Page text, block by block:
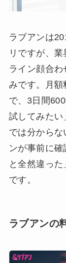
ラブアンは
リですが、
ライン顔合
みです。月
で、3日間
試してみたい
では分から
ンが事前に
と全然違っ
です。
ラブアンの